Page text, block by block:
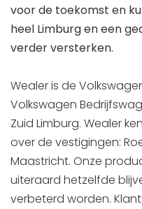
voor de toekomst en
heel Limburg en een
verder versterken.
Wealer is de
Volkswagen
Zuid Limburg. Wealer
over de vestigingen:
Maastricht. Onze
uiteraard hetzelfde
verbeterd worden.